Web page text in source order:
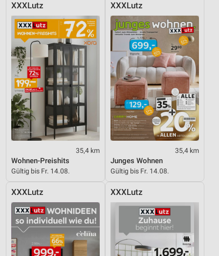
XXXLutz
35,4 km
Wohnen-Preishits
Gültig bis Fr. 14.08.
XXXLutz
35,4 km
Junges Wohnen
Gültig bis Fr. 14.08.
XXXLutz XXXLutz